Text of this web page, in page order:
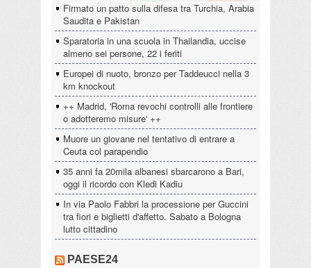
Firmato un patto sulla difesa tra Turchia, Arabia
Saudita e Pakistan
Sparatoria in una scuola in Thailandia, uccise
almeno sei persone, 22 i feriti
Europei di nuoto, bronzo per Taddeucci nella 3
km knockout
++ Madrid, 'Roma revochi controlli alle frontiere
o adotteremo misure' ++
Muore un giovane nel tentativo di entrare a
Ceuta col parapendio
35 anni fa 20mila albanesi sbarcarono a Bari,
oggi il ricordo con Kledi Kadiu
In via Paolo Fabbri la processione per Guccini
tra fiori e biglietti d'affetto. Sabato a Bologna
lutto cittadino
PAESE24